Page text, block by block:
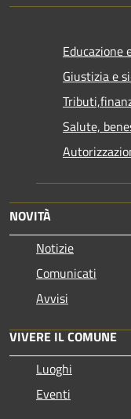
Educazione
Giustizia e
Salute,
NOVITÀ
Notizie
Comunicati
Avvisi
VIVERE IL COMUNE
Luoghi
Eventi